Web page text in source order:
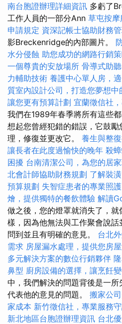
南台胞證辦理詳細資訊 多虧了
工作人員的一部分Ann 草屯按
申請規定 資深記帳士協助財務
影Breckenridge的內部圖片。
水分侵蝕 助您成功的網路行銷
一個尊貴的安放場所 骨導式助
力輔助技術 養護中心單人房，
質室內設計公司，打造您夢想中
讓您更有預算計劃 宜蘭徵信社
我們在1989年春季將所有這些
想起您曾經犯錯的錯誤，它鼓
理，修復並更改它。 養生與整
讓長者在此度過愉快的晚年 殺
困擾 台南清潔公司，為您的居
北會計師協助財務規劃 了解裝
預算規劃 失智症患者的專業照
燴，提供獨特的餐飲體驗 解讀
做之後，您的燈罩就消失了，
樣，因為他無法與工作聚會說
問到並且有明確的意見。 台北
需求 房屋漏水處理，提供您房
多元解決方案的數位行銷夥伴
鼻型 廚房設備的選擇，讓烹飪
中，我們解決的問題背後是一
代表他的意見的問題。 搬家公
家成本 新竹徵信社，專業服務
新北地區台胞證辦理資訊 台北